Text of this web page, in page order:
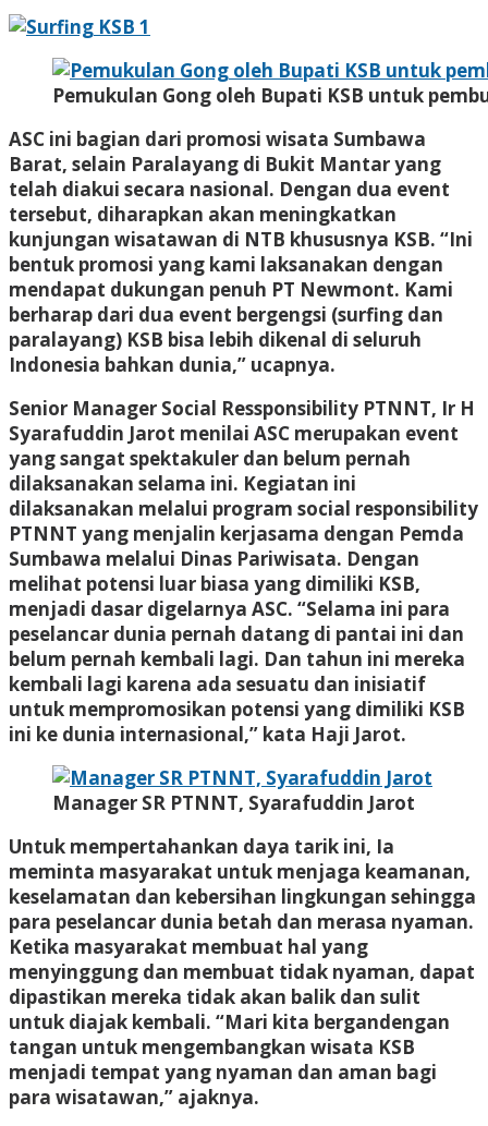
Pemukulan Gong oleh Bupati KSB untuk
ASC ini bagian dari promosi wisata Sumbawa
Barat, selain Paralayang di Bukit Mantar yang
telah diakui secara nasional. Dengan dua event
tersebut, diharapkan akan meningkatkan
kunjungan wisatawan di NTB khususnya KSB. “Ini
bentuk promosi yang kami laksanakan dengan
mendapat dukungan penuh PT Newmont. Kami
berharap dari dua event bergengsi (surfing dan
paralayang) KSB bisa lebih dikenal di seluruh
Indonesia bahkan dunia,” ucapnya.
Senior Manager Social Ressponsibility PTNNT, Ir H
Syarafuddin Jarot menilai ASC merupakan event
yang sangat spektakuler dan belum pernah
dilaksanakan selama ini. Kegiatan ini
dilaksanakan melalui program social responsibility
PTNNT yang menjalin kerjasama dengan Pemda
Sumbawa melalui Dinas Pariwisata. Dengan
melihat potensi luar biasa yang dimiliki KSB,
menjadi dasar digelarnya ASC. “Selama ini para
peselancar dunia pernah datang di pantai ini dan
belum pernah kembali lagi. Dan tahun ini mereka
kembali lagi karena ada sesuatu dan inisiatif
untuk mempromosikan potensi yang dimiliki KSB
ini ke dunia internasional,” kata Haji Jarot.
Manager SR PTNNT, Syarafuddin Jarot
Untuk mempertahankan daya tarik ini, Ia
meminta masyarakat untuk menjaga keamanan,
keselamatan dan kebersihan lingkungan sehingga
para peselancar dunia betah dan merasa nyaman.
Ketika masyarakat membuat hal yang
menyinggung dan membuat tidak nyaman, dapat
dipastikan mereka tidak akan balik dan sulit
untuk diajak kembali. “Mari kita bergandengan
tangan untuk mengembangkan wisata KSB
menjadi tempat yang nyaman dan aman bagi
para wisatawan,” ajaknya.